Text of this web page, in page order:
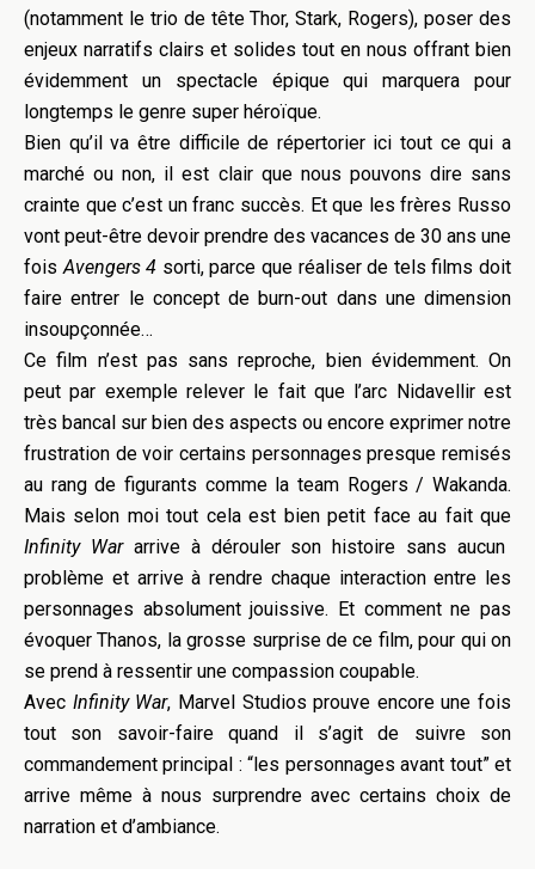
(notamment le trio de tête Thor, Stark, Rogers), poser des
enjeux narratifs clairs et solides tout en nous offrant bien
évidemment un spectacle épique qui marquera pour
longtemps le genre super héroïque.
Bien qu’il va être difficile de répertorier ici tout ce qui a
marché ou non, il est clair que nous pouvons dire sans
crainte que c’est un franc succès. Et que les frères Russo
vont peut-être devoir prendre des vacances de 30 ans une
foisAvengers 4 sorti, parce que réaliser de tels films doit
faire entrer le concept de burn-out dans une dimension
insoupçonnée…
Ce film n’est pas sans reproche, bien évidemment. On
peut par exemple relever le fait que l’arc Nidavellir est
très bancal sur bien des aspects ou encore exprimer notre
frustration de voir certains personnages presque remisés
au rang de figurants comme la team Rogers / Wakanda.
Mais selon moi tout cela est bien petit face au fait que
Infinity Wararrive à dérouler son histoire sans aucun
problème et arrive à rendre chaque interaction entre les
personnages absolument jouissive. Et comment ne pas
évoquer Thanos, la grosse surprise de ce film, pour qui on
se prend à ressentir une compassion coupable.
Avec Infinity War, Marvel Studios prouve encore une fois
tout son savoir-faire quand il s’agit de suivre son
commandement principal : “les personnages avant tout” et
arrive même à nous surprendre avec certains choix de
narration et d’ambiance.